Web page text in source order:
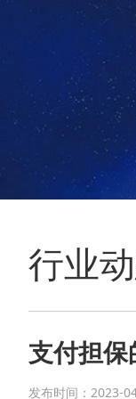
行业
支付担
发布时间：2023-